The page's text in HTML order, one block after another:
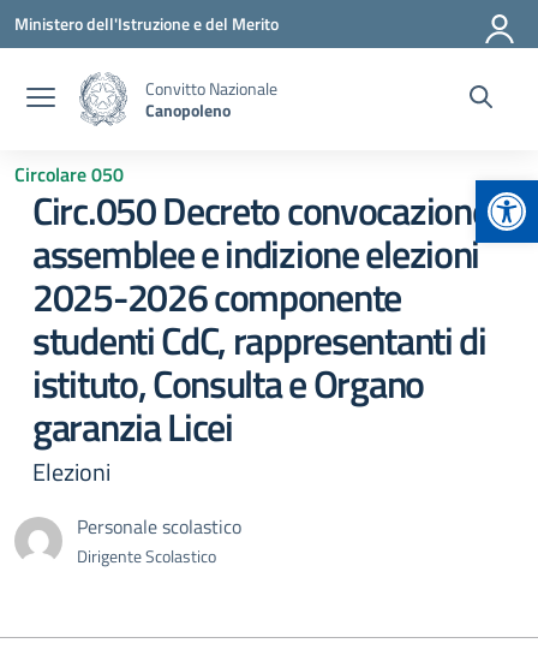
Vai ai contenuti
Vai al menu di navigazione
Vai al footer
Ministero dell'Istruzione e del Merito
Convitto Nazionale
Canopoleno
Circolare 050
Circ.050 Decreto convocazione
assemblee e indizione elezioni
2025-2026 componente
studenti CdC, rappresentanti di
istituto, Consulta e Organo
garanzia Licei
Elezioni
Personale scolastico
Dirigente Scolastico